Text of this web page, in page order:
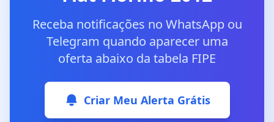
Receba notificações no WhatsApp ou
Telegram quando aparecer uma
oferta abaixo da tabela FIPE
Criar Meu Alerta Grátis